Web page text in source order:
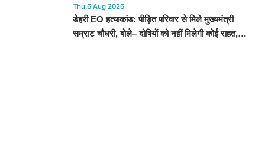
Thu,6 Aug 2026
डेहरी EO हत्याकांड: पीड़ित परिवार से मिले मुख्यमंत्री
सम्राट चौधरी, बोले– दोषियों को नहीं मिलेगी कोई राहत,